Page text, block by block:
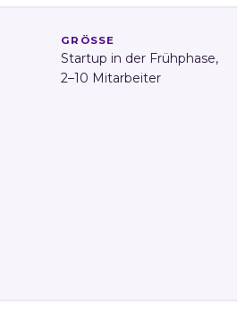
GRÖSSE
Startup in der Frühphase,
2–10 Mitarbeiter